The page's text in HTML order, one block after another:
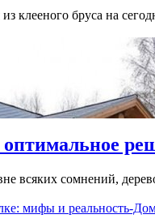
клееного бруса на
всяких сомнений,